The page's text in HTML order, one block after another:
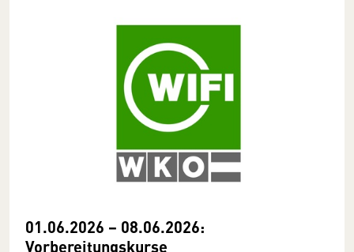
01.06.2026 − 08.06.2026:
Vorbereitungskurse